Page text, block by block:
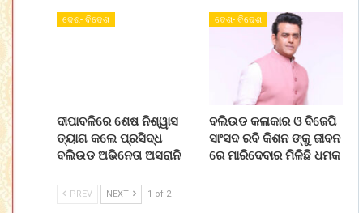
ଦେଶ- ବିଦେଶ
ଦୀପାବଳିରେ ଶେଷ ନିଶ୍ୱାସ
ତ୍ୟାଗ କଲେ ପ୍ରସିଦ୍ଧ
ବଲିଉଡ ଅଭିନେତା ଅସରାନି
ଦେଶ- ବିଦେଶ
ବଲିଉଡ କଳାକାର ଓ ବିଜେପି
ସାଂସଦ ରବି କିଶନ ଙ୍କୁ ଜୀବନ
ରେ ମାରିଦେବାର ମିଳିଛି ଧମକ
PREV NEXT 1 of 2